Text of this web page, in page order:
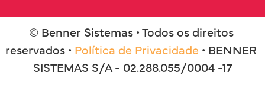
© Benner Sistemas • Todos os direitos
reservados • Política de Privacidade • BENNER
SISTEMAS S/A - 02.288.055/0004 -17